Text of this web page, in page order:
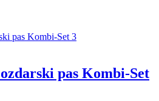
pas Kombi-Set